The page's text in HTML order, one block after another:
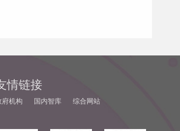
情链接
府机构 国内智库 综合网站